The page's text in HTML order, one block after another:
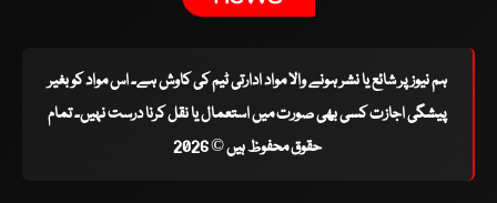
ہم نیوز پر شائع یا نشر ہونے والا مواد ادارتی ٹیم کی کاوش ہے۔ اس مواد کو بغیر
پیشگی اجازت کسی بھی صورت میں استعمال یا نقل کرنا درست نہیں۔ تمام
حقوق محفوظ ہیں © 2026